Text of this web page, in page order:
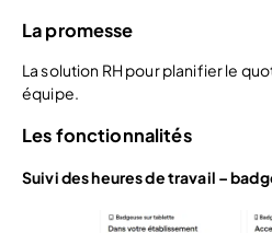
La promesse
La solution RH pour planifier le
équipe.
Les fonctionnalités
Suivi des heures de travail –